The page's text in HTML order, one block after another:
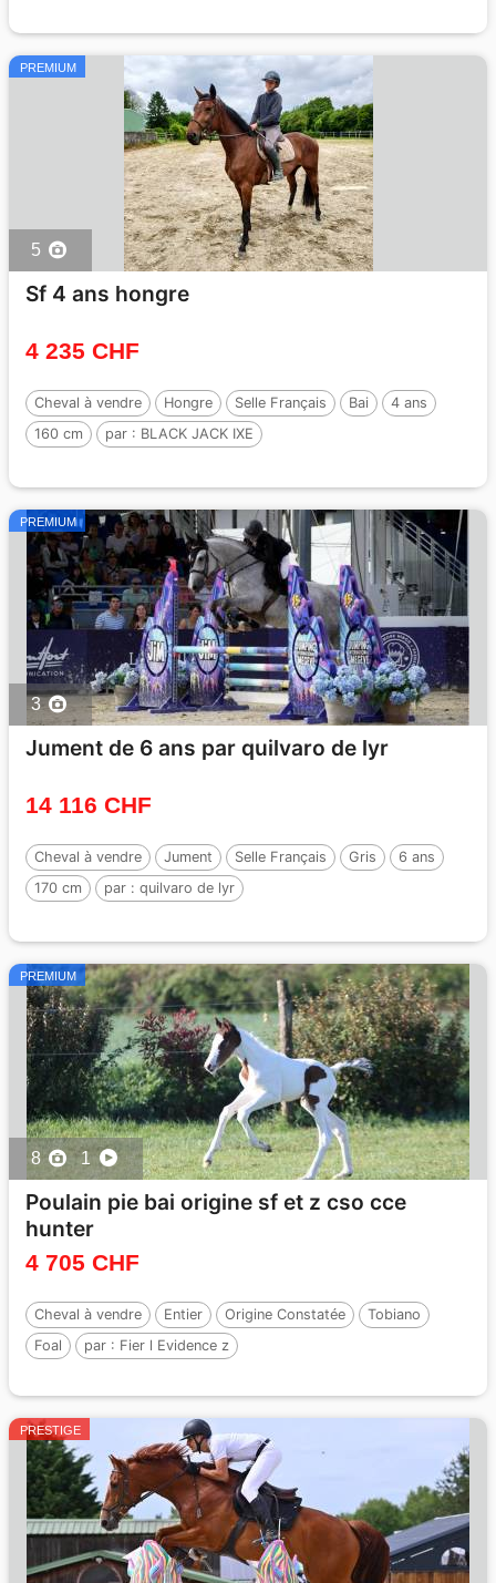
PREMIUM
5
Sf 4 ans hongre
4 235 CHF
Cheval à vendre Hongre Selle Français Bai
4 ans
160 cm
par : BLACK JACK IXE
PREMIUM
3
Jument de 6 ans par quilvaro de lyr
14 116 CHF
Cheval à vendre Jument Selle Français Gris
6 ans
170 cm
par : quilvaro de lyr
PREMIUM
8 1
Poulain pie bai origine sf et z cso cce
hunter
4 705 CHF
Cheval à vendre Entier Origine Constatée
Tobiano
Foal
par : Fier l Evidence z
PRESTIGE